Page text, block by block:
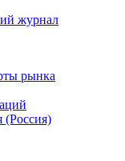
журнал
рынка